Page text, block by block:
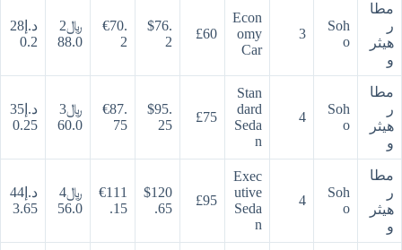
مطا
ر
هيثر
و
Soh
o
3
Econ
omy
Car
£60
$76.
2
€70.
2
﷼2
88.0
د.إ28
0.2
مطا
ر
هيثر
و
Soh
o
4
Stan
dard
Seda
n
£75
$95.
25
€87.
75
﷼3
60.0
د.إ35
0.25
مطا
ر
هيثر
و
Soh
o
4
Exec
utive
Seda
n
£95
$120
.65
€111
.15
﷼4
56.0
د.إ44
3.65